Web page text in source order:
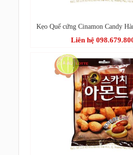
Kẹo Quế cứng Cinamon Candy
Liên hệ